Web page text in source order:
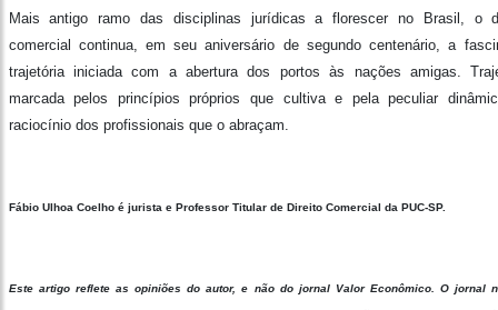
Mais antigo ramo das disciplinas jurídicas a florescer no Brasil, o
comercial continua, em seu aniversário de segundo centenário, a
trajetória iniciada com a abertura dos portos às nações amigas.
marcada pelos princípios próprios que cultiva e pela peculiar
raciocínio dos profissionais que o abraçam.
Fábio Ulhoa Coelho é jurista e Professor Titular de Direito Comercial da PUC-SP.
Este artigo reflete as opiniões do autor, e não do jornal Valor Econômico. O jornal